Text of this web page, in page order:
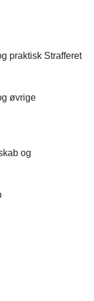
praktisk Strafferet
øvrige
og